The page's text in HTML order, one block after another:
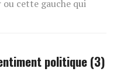
cette gauche qui
politique (3)